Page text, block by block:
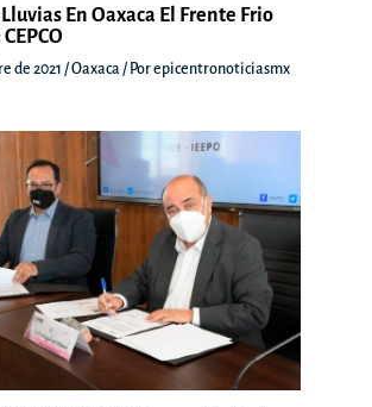
En Oaxaca El Frente Frio
de 2021 /Oaxaca / Porepicentronoticiasmx